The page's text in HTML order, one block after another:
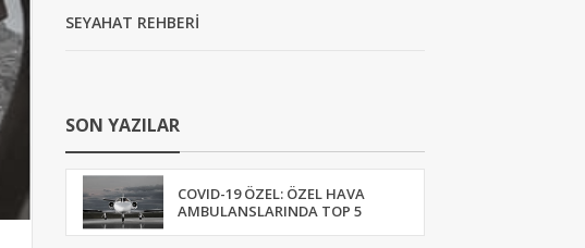
SEYAHAT REHBERİ
SON YAZILAR
COVID-19 ÖZEL: ÖZEL HAVA
AMBULANSLARINDA TOP 5